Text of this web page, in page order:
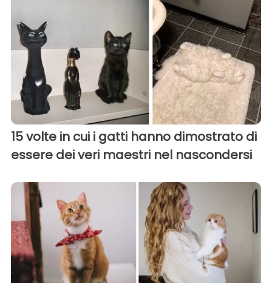
15 volte in cui i gatti hanno dimostrato di
essere dei veri maestri nel nascondersi